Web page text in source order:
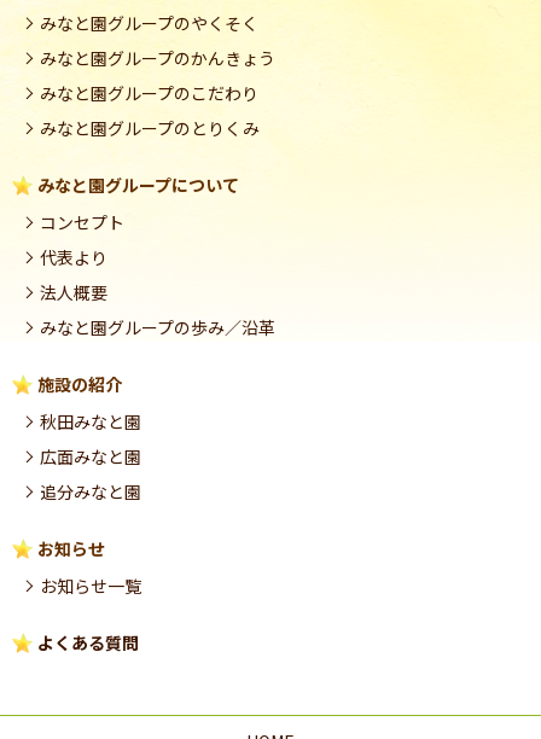
みなと園グループのやくそく
みなと園グループのかんきょう
みなと園グループのこだわり
みなと園グループのとりくみ
みなと園グループについて
コンセプト
代表より
法人概要
みなと園グループの歩み／沿革
施設の紹介
秋田みなと園
広面みなと園
追分みなと園
お知らせ
お知らせ一覧
よくある質問